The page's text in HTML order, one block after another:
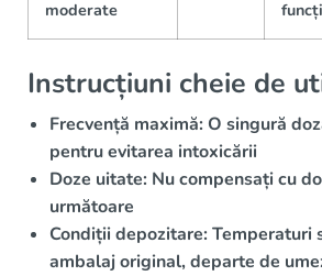
moderate
Instrucțiuni cheie de
Frecvență maximă: O singură
pentru evitarea intoxicării
Doze uitate: Nu compensați cu
următoare
Condiții depozitare:Temperaturi
ambalaj original, departe de